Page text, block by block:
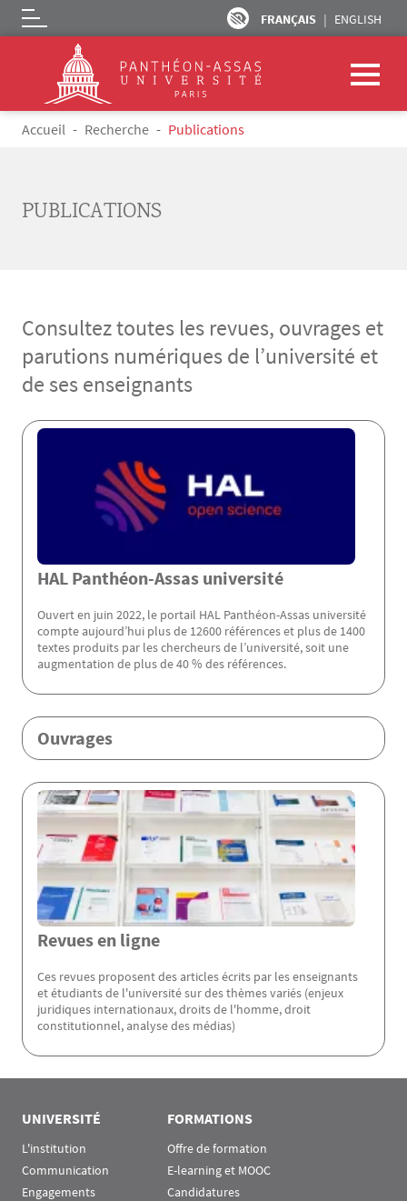
Aller au contenu principal
FRANÇAIS ENGLISH
Logo
Fil d'Ariane
Accueil Recherche Publications
PUBLICATIONS
Consultez toutes les revues, ouvrages et
parutions numériques de l’université et
de ses enseignants
Menu Assas
HAL Panthéon-Assas université
Ouvert en juin 2022, le portail HAL Panthéon-Assas université
compte aujourd’hui plus de 12600 références et plus de 1400
textes produits par les chercheurs de l’université, soit une
augmentation de plus de 40 % des références.
Ouvrages
Revues en ligne
Ces revues proposent des articles écrits par les enseignants
et étudiants de l'université sur des thèmes variés (enjeux
juridiques internationaux, droits de l'homme, droit
constitutionnel, analyse des médias)
UNIVERSITÉ
L'institution
Communication
Engagements
FORMATIONS
Offre de formation
E-learning et MOOC
Candidatures